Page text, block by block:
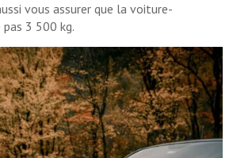
vous assurer que la voiture-
pas 3 500 kg.